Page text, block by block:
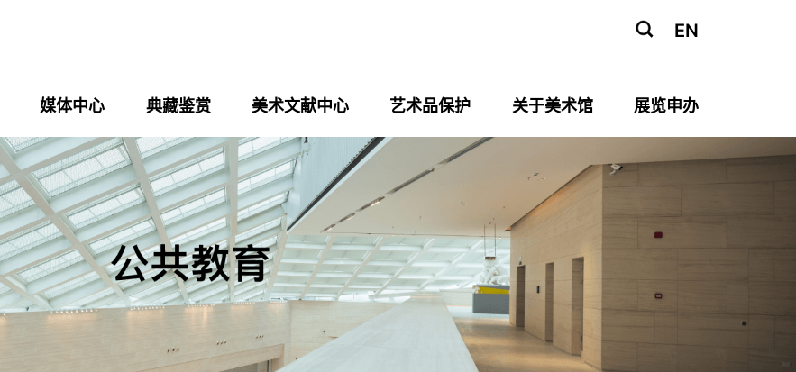
EN
媒体中心 典藏鉴赏 美术文献中心 艺术品保护 关于美术馆 展览申办